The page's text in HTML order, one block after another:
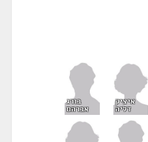
איציק
דליה
בורג
אברהם